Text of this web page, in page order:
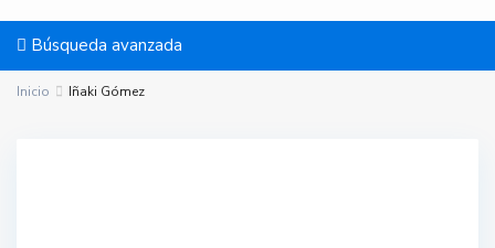
Búsqueda avanzada
Inicio Iñaki Gómez